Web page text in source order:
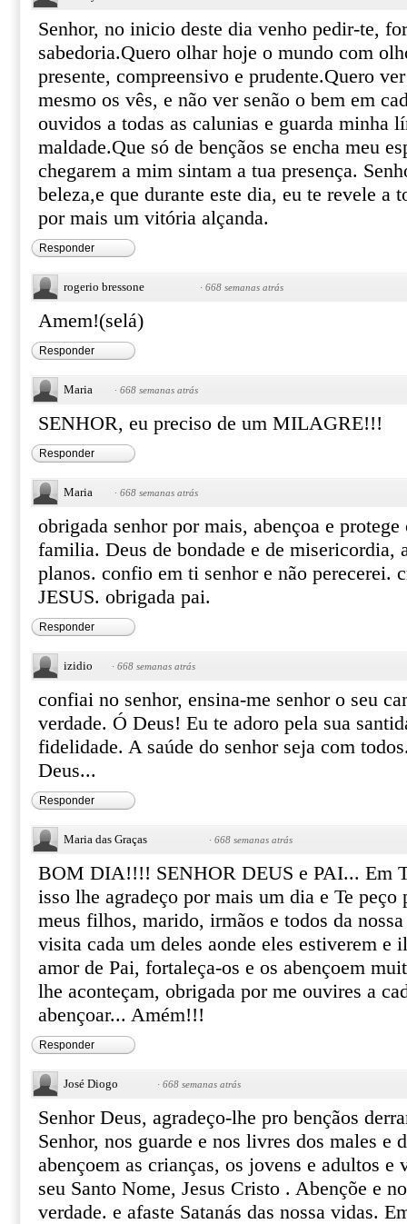
Senhor, no inicio deste dia venho pedir-te,
sabedoria.Quero olhar hoje o mundo com
presente, compreensivo e prudente.Quero
mesmo os vês, e não ver senão o bem em
ouvidos a todas as calunias e guarda minha
maldade.Que só de bençãos se encha meu
chegarem a mim sintam a tua presença.
beleza,e que durante este dia, eu te revele a
por mais um vitória alçanda.
Responder
rogerio bressone · 668 semanas atrás
Amem!(selá)
Responder
Maria · 668 semanas atrás
SENHOR, eu preciso de um MILAGRE!!!
Responder
Maria · 668 semanas atrás
obrigada senhor por mais, abençoa e
familia. Deus de bondade e de misericordia,
planos. confio em ti senhor e não perecerei.
JESUS. obrigada pai.
Responder
izidio · 668 semanas atrás
confiai no senhor, ensina-me senhor o seu
verdade. Ó Deus! Eu te adoro pela sua
fidelidade. A saúde do senhor seja com
Deus...
Responder
Maria das Graças · 668 semanas atrás
BOM DIA!!!! SENHOR DEUS e PAI... Em
isso lhe agradeço por mais um dia e Te peço
meus filhos, marido, irmãos e todos da
visita cada um deles aonde eles estiverem e
amor de Pai, fortaleça-os e os abençoem
lhe aconteçam, obrigada por me ouvires a
abençoar... Amém!!!
Responder
José Diogo · 668 semanas atrás
Senhor Deus, agradeço-lhe pro bençãos
Senhor, nos guarde e nos livres dos males e
abençoem as crianças, os jovens e adultos e
seu Santo Nome, Jesus Cristo . Abençõe e
verdade. e afaste Satanás das nossa vidas.